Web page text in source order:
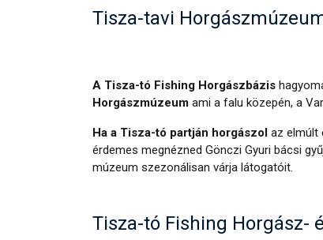
Tisza-tavi
A Tisza-tó Fishing Horgászbázis
Horgászmúzeum ami a falu közepén, a
Ha a Tisza-tó partján horgászol az elmúlt
érdemes megnézned Gönczi Gyuri bácsi
múzeum szezonálisan várja látogatóit.
Tisza-tó Fishing Horgász-